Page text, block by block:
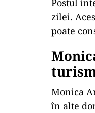
Postul
zilei.
poate
Monica
în alte